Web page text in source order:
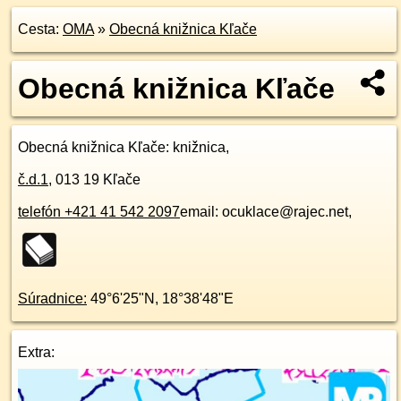
Cesta: OMA» Obecná knižnica Kľače
Obecná knižnica Kľače
Obecná knižnica Kľače: knižnica,
č.d.1, 013 19 Kľače
telefón +421 41 542 2097email: ocuklace@rajec.net,
Súradnice: 49°6'25"N , 18°38'48"E
Extra: